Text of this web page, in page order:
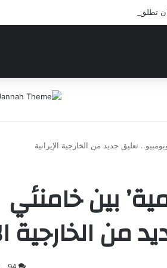
مبادرة إنسانية لعلاج أيتام مدرسة كافل اليتيم
تعليق جديد من الخارجية الإيرانية
بين خامنئي
من الخارجية